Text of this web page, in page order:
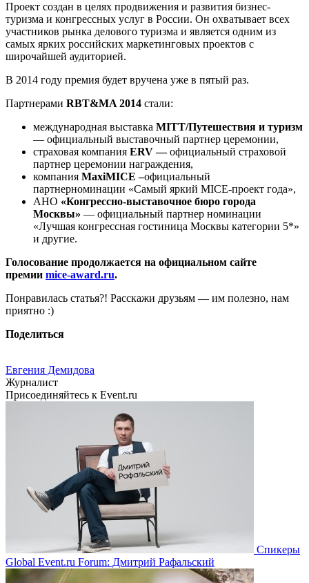
Проект создан в целях продвижения и развития бизнес-
туризма и конгрессных услуг в России. Он охватывает всех
участников рынка делового туризма и является одним из
самых ярких российских маркетинговых проектов с
широчайшей аудиторией.
В 2014 году премия будет вручена уже в пятый раз.
Партнерами RBT&MA2014 стали:
международная выставка MITT/Путешествия и туризм
— официальный выставочный партнер церемонии,
страховая компания ERV —официальный страховой
партнер церемонии награждения,
компания MaxiMICE –официальный
партнерноминации «Самый яркий MICE-проект года»,
АНО «Конгрессно-выставочное бюро города
Москвы» — официальный партнер номинации
«Лучшая конгрессная гостиница Москвы категории 5*»
и другие.
Голосование продолжается на официальном сайте
премии mice-award.ru.
Понравилась статья?! Расскажи друзьям — им полезно, нам
приятно :)
Поделиться
Евгения Демидова
Журналист
Присоединяйтесь к Event.ru
Спикеры
Global Event.ru Forum: Дмитрий Рафальский